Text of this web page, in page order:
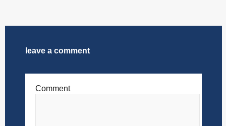
leave a comment
Comment